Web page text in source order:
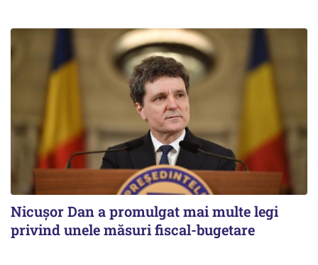
Nicușor Dan a promulgat mai multe legi
privind unele măsuri fiscal-bugetare